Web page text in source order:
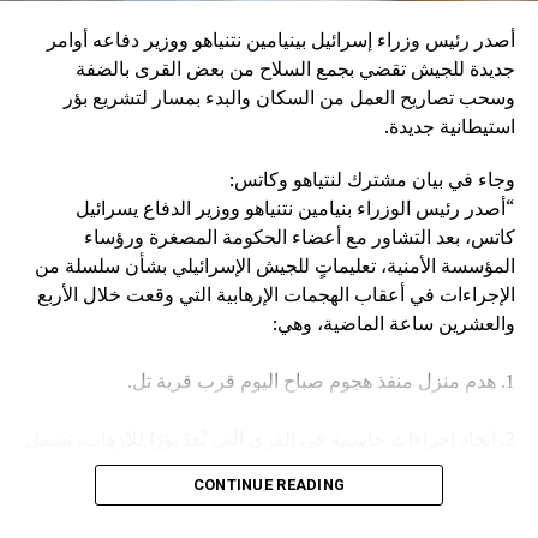
وكان مصدر مسؤول في الهيئة العامة للنقل السعودية قد صرح
الخميس، بأن سفينة (ENCELIA) التابعة لإحدى الشركات
السعودية، تعرضت لاستهداف أثناء إبحارها في البحر الأحمر، نتج
عنه حريق في مقدمتها.
وأكد المصدر أن جميع أفراد الطاقم بخير، مشيرا في السياق إلى
أن الجهات المعنية اتخذت كافة الإجراءات اللازمة لتأمين السفينة
وطاقمها وحماية البيئة البحرية.
أصدر رئيس وزراء إسرائيل بينيامين نتنياهو ووزير دفاعه أوامر
جديدة للجيش تقضي بجمع السلاح من بعض القرى بالضفة
وسحب تصاريح العمل من السكان والبدء بمسار لتشريع بؤر
استيطانية جديدة.
وجاء في بيان مشترك لنتياهو وكاتس:
“أصدر رئيس الوزراء بنيامين نتنياهو ووزير الدفاع يسرائيل
كاتس، بعد التشاور مع أعضاء الحكومة المصغرة ورؤساء
المؤسسة الأمنية، تعليماتٍ للجيش الإسرائيلي بشأن سلسلة من
الإجراءات في أعقاب الهجمات الإرهابية التي وقعت خلال الأربع
والعشرين ساعة الماضية، وهي:
1. هدم منزل منفذ هجوم صباح اليوم قرب قرية تل.
مصادرة الأسلحة وإلغاء تصاريح العمل، وغير ذلك.
CONTINUE READING